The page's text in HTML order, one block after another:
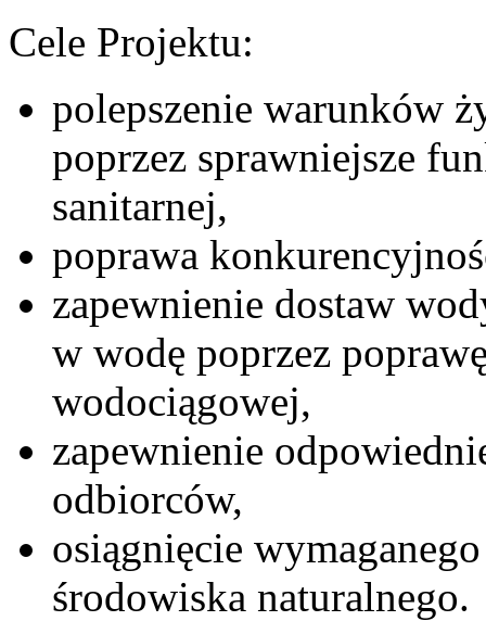
Cele Projektu:
polepszenie warunków
poprzez sprawniejsze
sanitarnej,
poprawa
zapewnienie dostaw
w wodę poprzez
wodociągowej,
zapewnienie
odbiorców,
osiągnięcie
środowiska naturalnego.